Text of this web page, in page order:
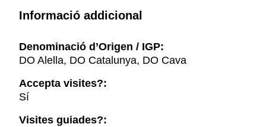
Informació addicional
Denominació d’Origen / IGP:
DO Alella, DO Catalunya, DO Cava
Accepta visites?:
Sí
Visites guiades?: